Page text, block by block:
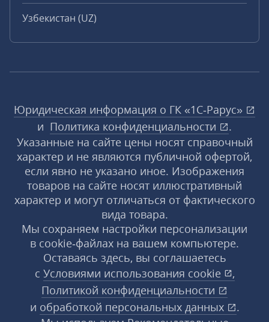
Узбекистан (UZ)
Юридическая информация о ГК «1С‑Рарус»
и Политика конфиденциальности
.
Указанные на сайте цены носят справочный
характер и не являются публичной офертой,
если явно не указано иное. Изображения
товаров на сайте носят иллюстративный
характер и могут отличаться от фактического
вида товара.
Мы сохраняем настройки персонализации
в cookie‑файлах на вашем компьютере.
Оставаясь здесь, вы соглашаетесь
с Условиями использования cookie
,
Политикой конфиденциальности
и обработкой персональных данных
.